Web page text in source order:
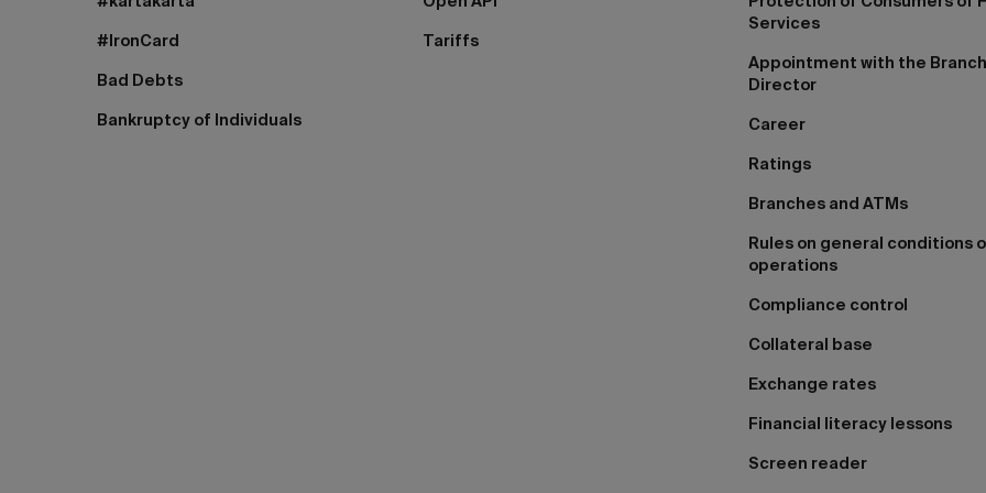
#IronCard
Bad Debts
Bankruptcy of Individuals
Tariffs
Services
Appointment with the Branch
Director
Career
Ratings
Branches and ATMs
Rules on general conditions
operations
Compliance control
Collateral base
Exchange rates
Financial literacy lessons
Screen reader